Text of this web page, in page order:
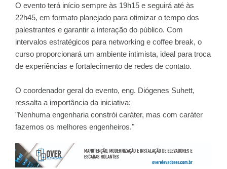
O evento terá início sempre às 19h15 e seguirá até às
22h45, em formato planejado para otimizar o tempo dos
palestrantes e garantir a interação do público. Com
intervalos estratégicos para networking e coffee break, o
curso proporcionará um ambiente intimista, ideal para troca
de experiências e fortalecimento de redes de contato.
O coordenador geral do evento, eng. Diógenes Suhett,
ressalta a importância da iniciativa:
"Nenhuma engenharia constrói caráter, mas com caráter
fazemos os melhores engenheiros."